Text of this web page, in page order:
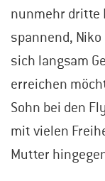
nunmehr dritte
spannend,
sich langsam
erreichen
Sohn bei den
mit vielen
Mutter